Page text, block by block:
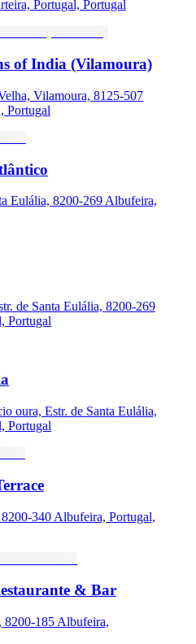
Portugal, Portugal
of India (Vilamoura)
Vilamoura, 8125-507
Portugal
Eulália, 8200-269 Albufeira,
de Santa Eulália, 8200-269
Portugal
oura, Estr. de Santa Eulália,
Portugal
340 Albufeira, Portugal,
& Bar
185 Albufeira,